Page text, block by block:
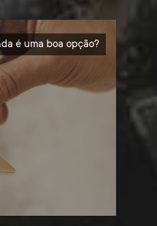
é uma boa opção?